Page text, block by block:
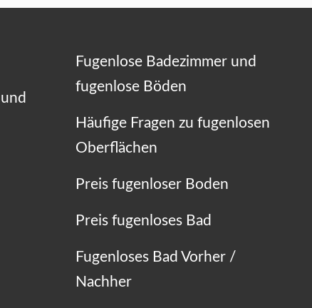
Fugenlose Badezimmer und
fugenlose Böden
Häufige Fragen zu fugenlosen
Oberflächen
Preis fugenloser Boden
Preis fugenloses Bad
Fugenloses Bad Vorher /
Nachher